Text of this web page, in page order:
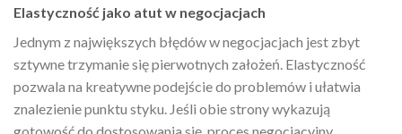
Elastyczność jako atut w negocjacjach
Jednym z największych błędów w negocjacjach jest zbyt
sztywne trzymanie się pierwotnych założeń. Elastyczność
pozwala na kreatywne podejście do problemów i ułatwia
znalezienie punktu styku. Jeśli obie strony wykazują